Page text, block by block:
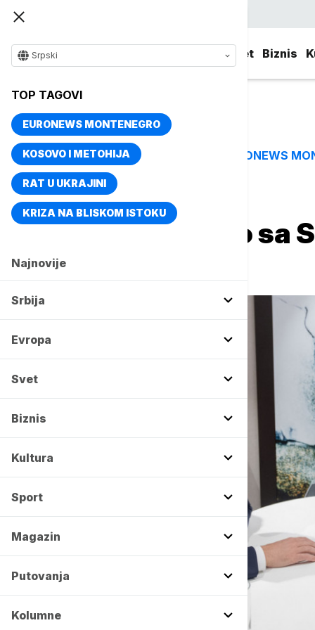
Svet Biznis
Srpski
TOP TAGOVI
EURONEWS MONTENEGRO
KOSOVO I METOHIJA
RAT U UKRAJINI
KRIZA NA BLISKOM ISTOKU
Najnovije
Srbija
Evropa
Svet
Biznis
Kultura
Sport
Magazin
Putovanja
Kolumne
TOP TAGOVI EURONEWS
Naslovna Evropa
Vučić se sastao sa
Pragu